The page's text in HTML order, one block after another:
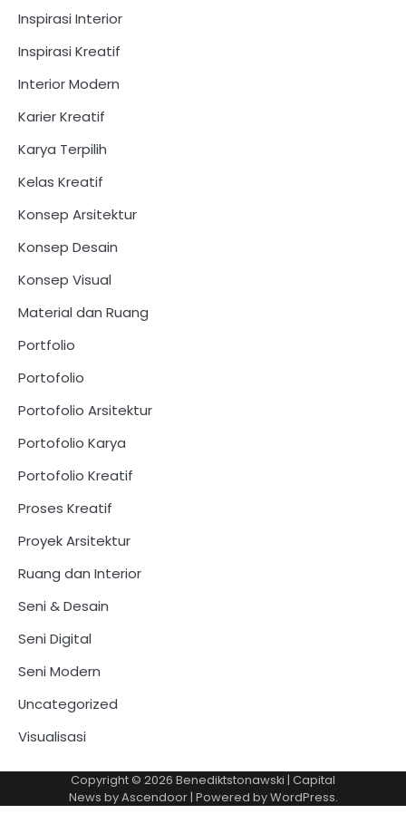
Inspirasi Interior
Inspirasi Kreatif
Interior Modern
Karier Kreatif
Karya Terpilih
Kelas Kreatif
Konsep Arsitektur
Konsep Desain
Konsep Visual
Material dan Ruang
Portfolio
Portofolio
Portofolio Arsitektur
Portofolio Karya
Portofolio Kreatif
Proses Kreatif
Proyek Arsitektur
Ruang dan Interior
Seni & Desain
Seni Digital
Seni Modern
Uncategorized
Visualisasi
Copyright © 2026 Benediktstonawski | Capital
News byAscendoor| Powered byWordPress.